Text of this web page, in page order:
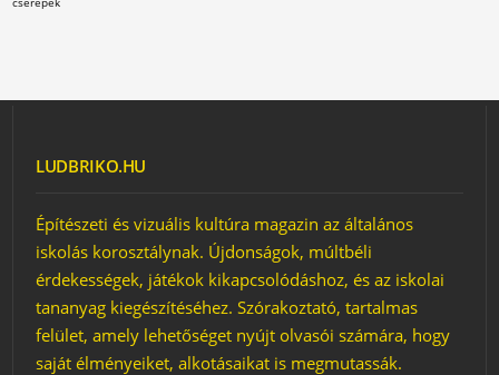
LUDBRIKO.HU
Építészeti és vizuális kultúra magazin az általános
iskolás korosztálynak. Újdonságok, múltbéli
érdekességek, játékok kikapcsolódáshoz, és az iskolai
tananyag kiegészítéséhez. Szórakoztató, tartalmas
felület, amely lehetőséget nyújt olvasói számára, hogy
saját élményeiket, alkotásaikat is megmutassák.